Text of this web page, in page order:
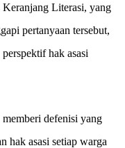
Literasi, yang
pertanyaan tersebut,
hak asasi
memberi defenisi yang
hak asasi setiap warga